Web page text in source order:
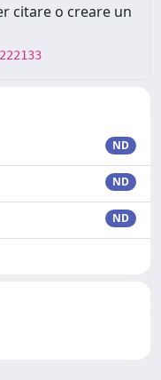
citare o creare un
ND
ND
ND